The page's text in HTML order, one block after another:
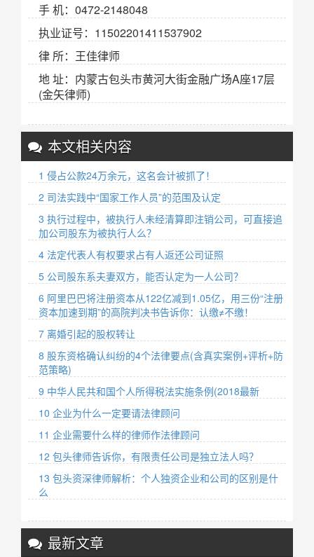
手 机：0472-2148048
执业证号：11502201411537902
律 所：王佳律师
地 址：内蒙古包头市黄河大街金融广场A座17层
(金矢律师)
本文相关内容
1 侵占公款24万余元，这名会计被抓了！
2 司法实践中“国家工作人员”的范围及认定
3 执行过程中，被执行人未经清算即注销公司，可直接追
加公司股东为被执行人么？
4 法定代表人有权要求占有人返还公司证照
5 公司股东系夫妻双方，能否认定为一人公司？
6 阿里巴巴将注册资本从122亿减到1.05亿，用三份“注册
资本加速到期”的高院判决书告诉你：认缴≠不缴！
7 离婚引起的股权转让
8 股东资格确认纠纷的4个法律要点(含真实案例+评析+防
范策略)
9 中华人民共和国个人所得税法实施条例(2018最新
10 企业为什么一定要请法律顾问
11 企业需要什么样的律师作法律顾问
12 包头律师告诉你，有限责任公司是独立法人吗？
13 包头资深律师解析：个人独资企业和公司的区别是什
么
最新文章